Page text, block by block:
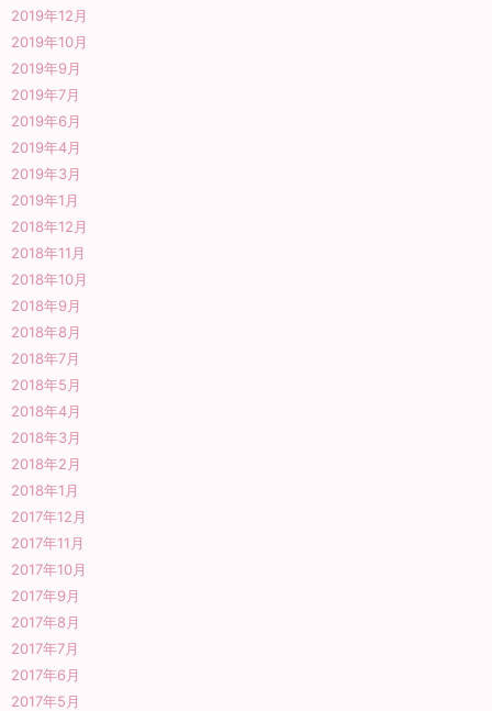
2019年12月
2019年10月
2019年9月
2019年7月
2019年6月
2019年4月
2019年3月
2019年1月
2018年12月
2018年11月
2018年10月
2018年9月
2018年8月
2018年7月
2018年5月
2018年4月
2018年3月
2018年2月
2018年1月
2017年12月
2017年11月
2017年10月
2017年9月
2017年8月
2017年7月
2017年6月
2017年5月